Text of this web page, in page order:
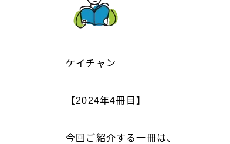
ケイチャン
【2024年4冊目】
今回ご紹介する一冊は、